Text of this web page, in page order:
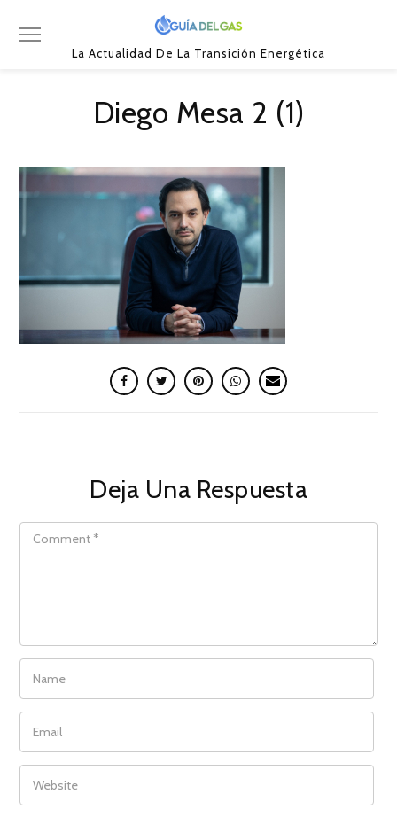
La Actualidad De La Transición Energética
Diego Mesa 2 (1)
Deja Una Respuesta
COMMENT
NAME
EMAIL
WEBSITE